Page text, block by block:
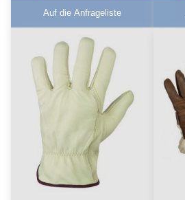
Auf die Anfrageliste